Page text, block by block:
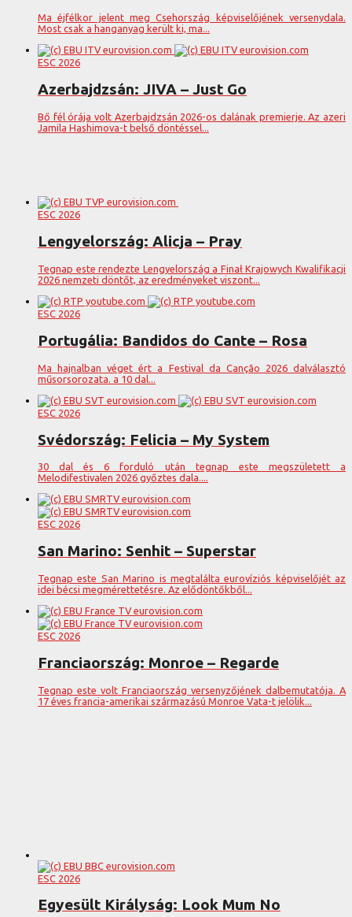
Ma éjfélkor jelent meg Csehország képviselőjének versenydala.
Most csak a hanganyag került ki, ma...
ESC 2026
Azerbajdzsán: JIVA – Just Go
Bő fél órája volt Azerbajdzsán 2026-os dalának premierje. Az azeri
Jamila Hashimova-t belső döntéssel...
ESC 2026
Lengyelország: Alicja – Pray
Tegnap este rendezte Lengyelország a Finał Krajowych Kwalifikacji
2026 nemzeti döntőt, az eredményeket viszont...
ESC 2026
Portugália: Bandidos do Cante – Rosa
Ma hajnalban véget ért a Festival da Canção 2026 dalválasztó
műsorsorozata. a 10 dal...
ESC 2026
Svédország: Felicia – My System
30 dal és 6 forduló után tegnap este megszületett a
Melodifestivalen 2026 győztes dala....
ESC 2026
San Marino: Senhit – Superstar
Tegnap este San Marino is megtalálta eurovíziós képviselőjét az
idei bécsi megmérettetésre. Az elődöntőkből...
ESC 2026
Franciaország: Monroe – Regarde
Tegnap este volt Franciaország versenyzőjének dalbemutatója. A
17 éves francia-amerikai származású Monroe Vata-t jelölik...
ESC 2026
Egyesült Királyság: Look Mum No